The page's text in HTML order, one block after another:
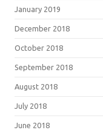
January 2019
December 2018
October 2018
September 2018
August 2018
July 2018
June 2018